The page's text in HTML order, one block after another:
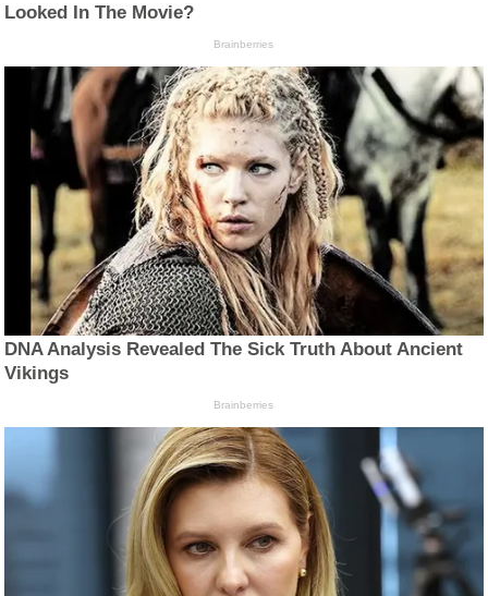
Looked In The Movie?
Brainberries
DNA Analysis Revealed The Sick Truth About Ancient
Vikings
Brainberries